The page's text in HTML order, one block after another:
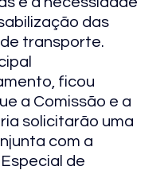
das
transporte.
ficou
a Comissão e a
solicitarão uma
com a
de